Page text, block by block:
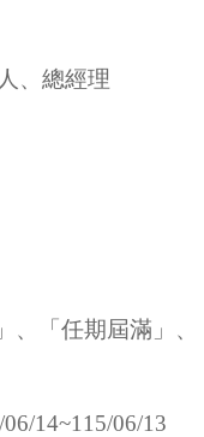
、總經理
、「任期屆滿」
14~115/06/13